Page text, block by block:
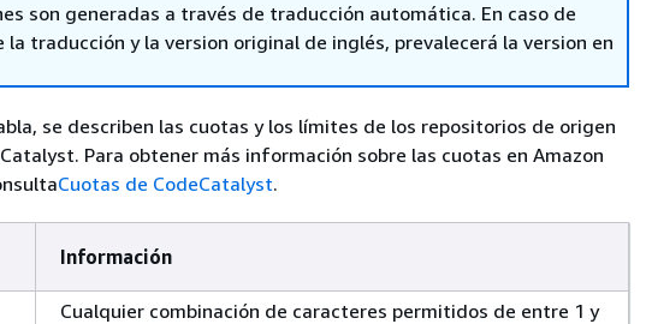
son generadas a través de traducción automática. En caso de
traducción y la version original de inglés, prevalecerá la version en
se describen las cuotas y los límites de los repositorios de origen
Para obtener más información sobre las cuotas en Amazon
Cuotas de CodeCatalyst.
Información
Cualquier combinación de caracteres permitidos de entre 1 y